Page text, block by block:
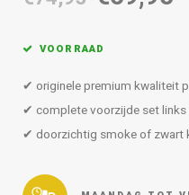
VOORRAAD
✔ originele premium kwaliteit
✔ complete voorzijde set links
✔ doorzichtig smoke of zwart